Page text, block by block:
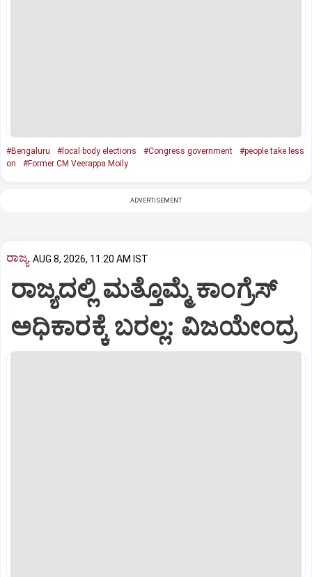
#Bengaluru #local body elections #Congress government
#people take less
on
#Former CM Veerappa Moily
ADVERTISEMENT
ರಾಜ್ಯ AUG 8, 2026, 11:20 AM IST
ರಾಜ್ಯದಲ್ಲಿ ಮತ್ತೊಮ್ಮೆ ಕಾಂಗ್ರೆಸ್‌
ಅಧಿಕಾರಕ್ಕೆ ಬರಲ್ಲ: ವಿಜಯೇಂದ್ರ